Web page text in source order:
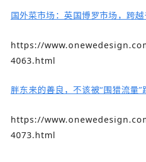
国外菜市场：英国博罗市场，跨
https://
4063.html
胖东来的善良，不该被“围猎流量”
https://
4073.html